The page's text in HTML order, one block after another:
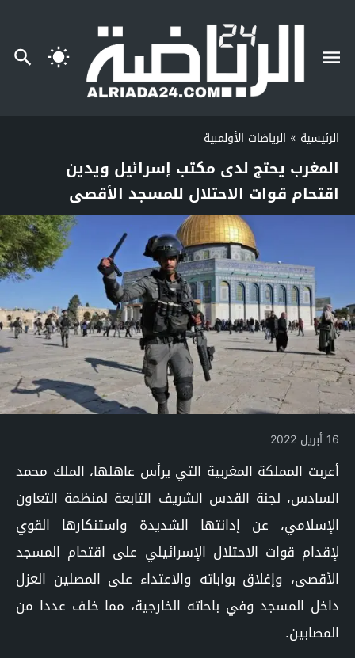
الرئيسية » الرياضات الأولمبية
المغرب يحتج لدى مكتب إسرائيل ويدين
اقتحام قوات الاحتلال للمسجد الأقصى
16 أبريل 2022
أعربت المملكة المغربية التي يرأس عاهلها، الملك محمد
السادس، لجنة القدس الشريف التابعة لمنظمة التعاون
الإسلامي، عن إدانتها الشديدة واستنكارها القوي
لإقدام قوات الاحتلال الإسرائيلي على اقتحام المسجد
الأقصى، وإغلاق بواباته والاعتداء على المصلين العزل
داخل المسجد وفي باحاته الخارجية، مما خلف عددا من
المصابين.